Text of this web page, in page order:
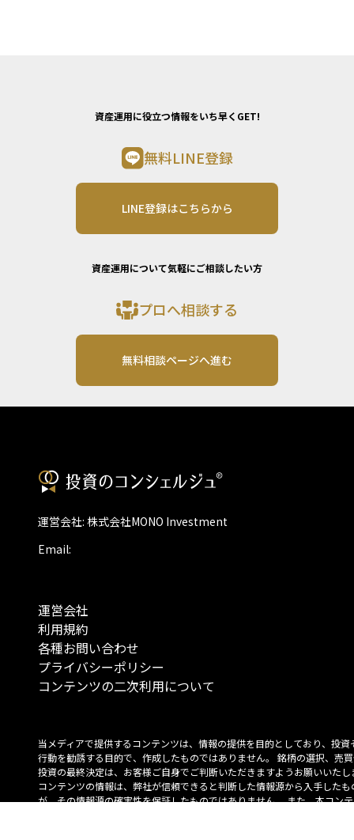
資産運用に役立つ情報をいち早くGET!
無料LINE登録
LINE登録はこちらから
資産運用について気軽にご相談したい方
プロへ相談する
無料相談ページへ進む
運営会社: 株式会社MONO Investment
Email:
運営会社
利用規約
各種お問い合わせ
プライバシーポリシー
コンテンツの二次利用について
当メディアで提供するコンテンツは、情報の提供を目的としており、投資
行動を勧誘する目的で、作成したものではありません。 銘柄の選択、売
投資の最終決定は、お客様ご自身でご判断いただきますようお願いいたし
コンテンツの情報は、弊社が信頼できると判断した情報源から入手したも
が、その情報源の確実性を保証したものではありません。 また、本コン